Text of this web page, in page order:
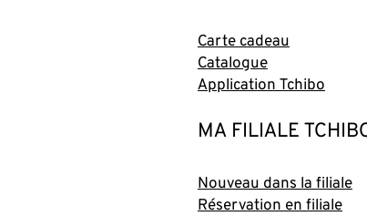
Carte cadeau
Catalogue
Application Tchibo
MA FILIALE
Nouveau dans la filiale
Réservation en filiale